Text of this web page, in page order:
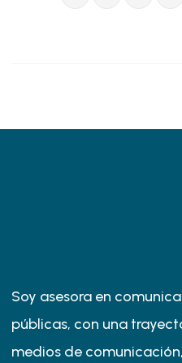
Soy asesora en
públicas, con una
medios de